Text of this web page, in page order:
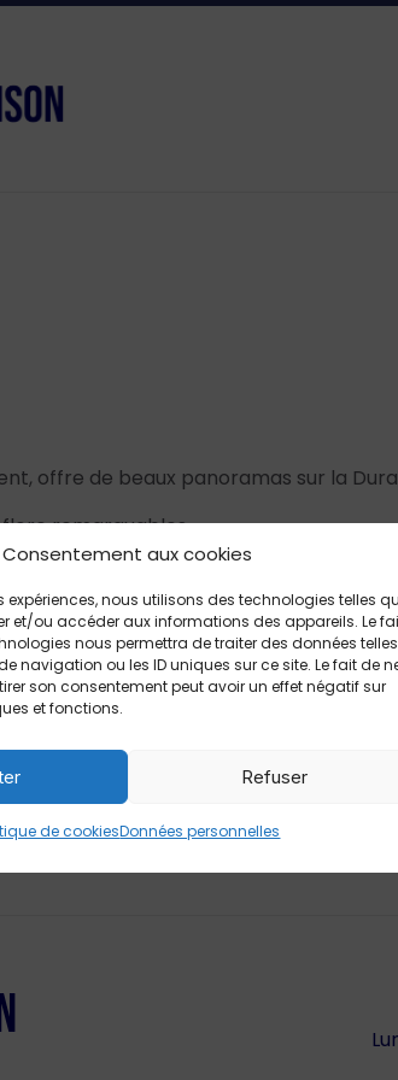
Consentement aux cookies
expériences, nous utilisons des technologies telles
et/ou accéder aux informations des appareils. Le
nous permettra de traiter des données telles
navigation ou les ID uniques sur ce site. Le fait de
son consentement peut avoir un effet négatif sur
et fonctions.
Refuser
de cookiesDonnées personnelles
offre de beaux panoramas sur la
remarquables.